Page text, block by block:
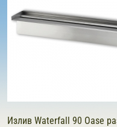
Излив Waterfall 90 Oase